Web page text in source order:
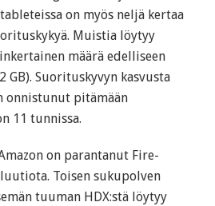
on myös neljä kertaa
Muistia löytyy
määrä edelliseen
GB). Suorituskyvyn kasvusta
onnistunut pitämään
11 tunnissa.
on parantanut Fire-
Toisen sukupolven
tuuman HDX:stä löytyy